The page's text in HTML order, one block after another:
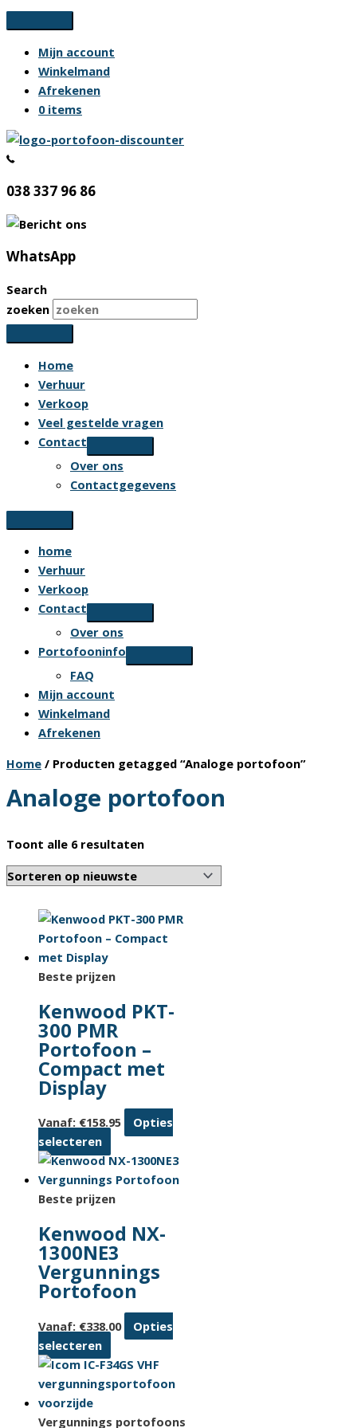
Ga
naar
inhoud
Mijn account
Winkelmand
Afrekenen
0 items
038 337 96 86
WhatsApp
Search
zoeken
Home
Verhuur
Verkoop
Veel gestelde vragen
Contact
Over ons
Contactgegevens
home
Verhuur
Verkoop
Contact
Over ons
Portofooninfo
FAQ
Mijn account
Winkelmand
Afrekenen
Home / Producten getagged “Analoge portofoon”
Analoge portofoon
Toont alle 6 resultatenGesorteerd
op
nieuwste
Beste prijzen
Kenwood PKT-
300 PMR
Portofoon –
Compact met
Display
Vanaf: €158.95
Opties
selecteren
Dit
product
heeft
meerdere
Deze
optie
kan
gekozen
worden
op
productpagina
Beste prijzen
Kenwood NX-
1300NE3
Vergunnings
Portofoon
Vanaf: €338.00
Opties
selecteren
Dit
product
heeft
variaties.
Vergunnings portofoons